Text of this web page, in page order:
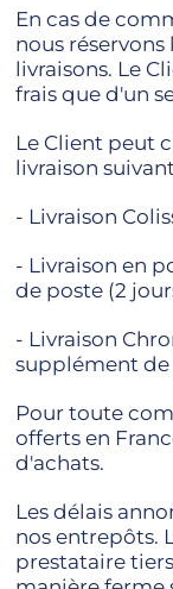
En cas de
nous
livraisons. Le
frais que d'un
Le Client peut
livraison
- Livraison
- Livraison en
de poste (2
- Livraison
supplément de
Pour toute
offerts en
d'achats.
Les délais
nos entrepôts.
prestataire